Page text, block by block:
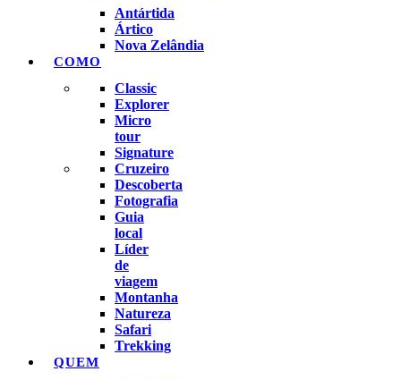
Antártida
Ártico
Nova Zelândia
COMO
Classic
Explorer
Micro
tour
Signature
Cruzeiro
Descoberta
Fotografia
Guia
local
Líder
de
viagem
Montanha
Natureza
Safari
Trekking
QUEM